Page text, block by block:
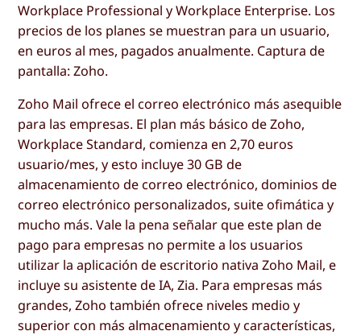
Workplace Professional y Workplace Enterprise. Los
precios de los planes se muestran para un usuario,
en euros al mes, pagados anualmente. Captura de
pantalla: Zoho.
Zoho Mail ofrece el correo electrónico más asequible
para las empresas. El plan más básico de Zoho,
Workplace Standard, comienza en 2,70 euros
usuario/mes, y esto incluye 30 GB de
almacenamiento de correo electrónico, dominios de
correo electrónico personalizados, suite ofimática y
mucho más. Vale la pena señalar que este plan de
pago para empresas no permite a los usuarios
utilizar la aplicación de escritorio nativa Zoho Mail, e
incluye su asistente de IA, Zia. Para empresas más
grandes, Zoho también ofrece niveles medio y
superior con más almacenamiento y características,